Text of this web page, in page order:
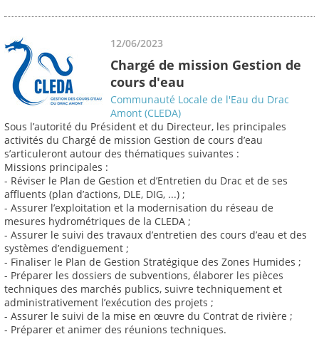
12/06/2023
Chargé de mission Gestion de
cours d'eau
Communauté Locale de l'Eau du Drac
Amont (CLEDA)
Sous l’autorité du Président et du Directeur, les principales
activités du Chargé de mission Gestion de cours d’eau
s’articuleront autour des thématiques suivantes :
Missions principales :
- Réviser le Plan de Gestion et d’Entretien du Drac et de ses
affluents (plan d’actions, DLE, DIG, ...) ;
- Assurer l’exploitation et la modernisation du réseau de
mesures hydrométriques de la CLEDA ;
- Assurer le suivi des travaux d’entretien des cours d’eau et des
systèmes d’endiguement ;
- Finaliser le Plan de Gestion Stratégique des Zones Humides ;
- Préparer les dossiers de subventions, élaborer les pièces
techniques des marchés publics, suivre techniquement et
administrativement l’exécution des projets ;
- Assurer le suivi de la mise en œuvre du Contrat de rivière ;
- Préparer et animer des réunions techniques.